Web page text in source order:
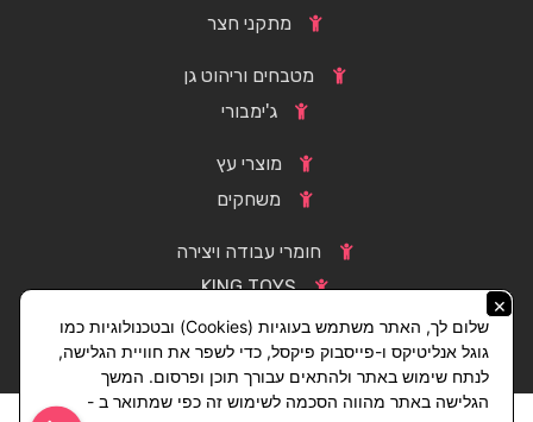
מתקני חצר
מטבחים וריהוט גן
ג'ימבורי
מוצרי עץ
משחקים
חומרי עבודה ויצירה
KING TOYS
×
שלום לך, האתר משתמש בעוגיות (Cookies) ובטכנולוגיות כמו
גוגל אנליטיקס ו-פייסבוק פיקסל, כדי לשפר את חוויית הגלישה,
לנתח שימוש באתר ולהתאים עבורך תוכן ופרסום. המשך
הגלישה באתר מהווה הסכמה לשימוש זה כפי שמתואר ב -